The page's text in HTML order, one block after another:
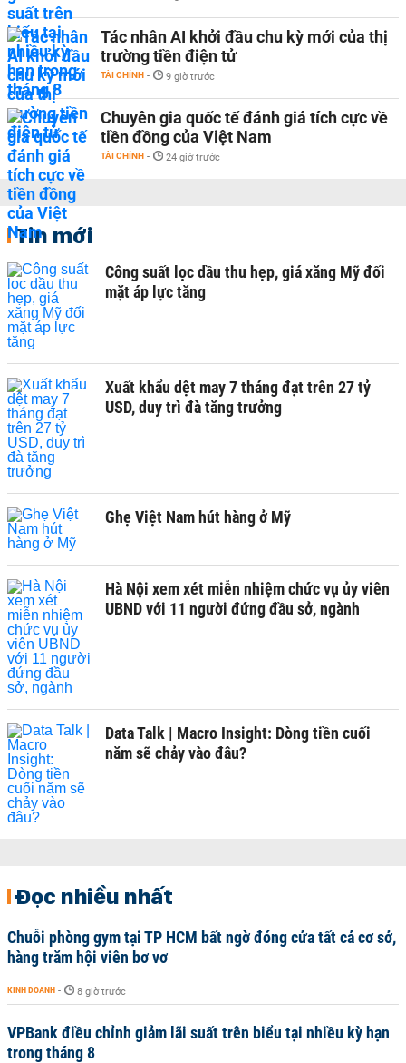
Tác nhân AI khởi đầu chu kỳ mới của thị
trường tiền điện tử
TÀI CHÍNH - 9 giờ trước
Chuyên gia quốc tế đánh giá tích cực về
tiền đồng của Việt Nam
TÀI CHÍNH - 24 giờ trước
Tin mới
Công suất lọc dầu thu hẹp, giá xăng Mỹ đối
mặt áp lực tăng
Xuất khẩu dệt may 7 tháng đạt trên 27 tỷ
USD, duy trì đà tăng trưởng
Ghẹ Việt Nam hút hàng ở Mỹ
Hà Nội xem xét miễn nhiệm chức vụ ủy viên
UBND với 11 người đứng đầu sở, ngành
Data Talk | Macro Insight: Dòng tiền cuối
năm sẽ chảy vào đâu?
Đọc nhiều nhất
Chuỗi phòng gym tại TP HCM bất ngờ đóng cửa tất cả cơ sở,
hàng trăm hội viên bơ vơ
KINH DOANH - 8 giờ trước
VPBank điều chỉnh giảm lãi suất trên biểu tại nhiều kỳ hạn
trong tháng 8